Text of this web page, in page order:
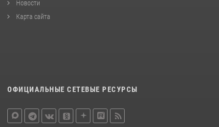
Новости
Карта сайта
ОФИЦИАЛЬНЫЕ СЕТЕВЫЕ РЕСУРСЫ